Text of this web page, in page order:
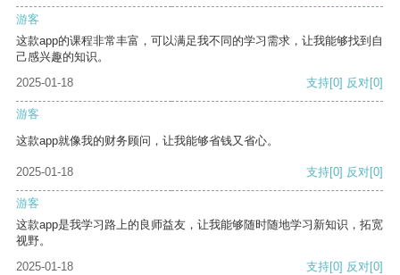
游客
这款app的课程非常丰富，可以满足我不同的学习需求，让我能够找到自
己感兴趣的知识。
2025-01-18
支持[0] 反对[0]
游客
这款app就像我的财务顾问，让我能够省钱又省心。
2025-01-18 支持[0] 反对[0]
游客
这款app是我学习路上的良师益友，让我能够随时随地学习新知识，拓宽
视野。
2025-01-18
支持[0] 反对[0]